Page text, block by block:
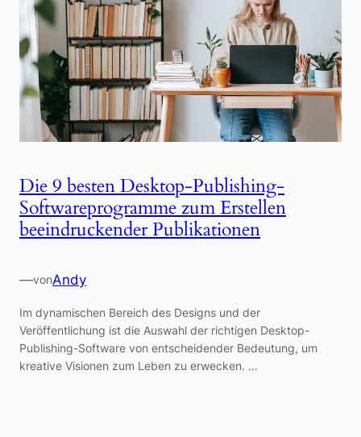
Die 9 besten Desktop-Publishing-
Softwareprogramme zum Erstellen
beeindruckender Publikationen
—vonAndy
Im dynamischen Bereich des Designs und der
Veröffentlichung ist die Auswahl der richtigen Desktop-
Publishing-Software von entscheidender Bedeutung, um
kreative Visionen zum Leben zu erwecken. …